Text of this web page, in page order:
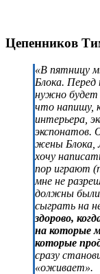
Цепенников
«В пятницу
Блока.
нужно будет
что напишу,
интерьера,
экспонатов.
жены Блока,
хочу
пор играют
мне не
должны
сыграть на
здорово,
на которые
которые
сразу
«оживает».